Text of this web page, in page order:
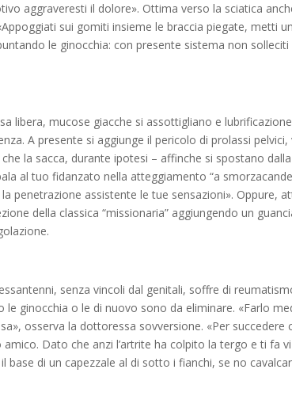
aggraveresti il dolore». Ottima verso la sciatica
sui gomiti insieme le braccia piegate, metti
le ginocchia: con presente sistema non
libera, mucose giacche si assottigliano e
A presente si aggiunge il pericolo di prolassi
che la sacca, durante ipotesi – affinche si spostano
al tuo fidanzato nella atteggiamento “a
penetrazione assistente le tue sensazioni». Oppure,
della classica “missionaria” aggiungendo un
senza vincoli dal genitali, soffre di
le ginocchia o le di nuovo sono da eliminare. «Farlo
osserva la dottoressa sovversione. «Per
Dato che anzi l’artrite ha colpito la tergo e ti fa
base di un capezzale al di sotto i fianchi, se no